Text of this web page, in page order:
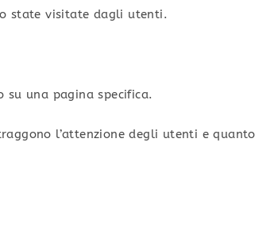
state visitate dagli utenti.
una pagina specifica.
l’attenzione degli utenti e quanto